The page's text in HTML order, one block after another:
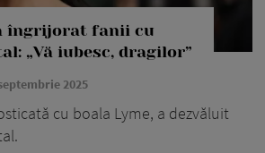
îngrijorat fanii cu
„Vă iubesc, dragilor”
2025
cu boala Lyme, a dezvăluit